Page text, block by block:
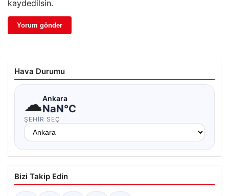
kaydedilsin.
Hava Durumu
☁Ankara
NaN°C
ŞEHIR SEÇ
Bizi Takip Edin